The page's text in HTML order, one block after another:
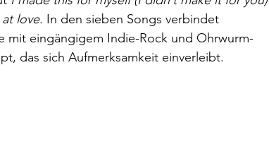
love. In den sieben Songs verbindet
mit eingängigem Indie-Rock und Ohrwurm-
das sich Aufmerksamkeit einverleibt.